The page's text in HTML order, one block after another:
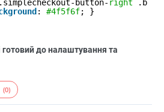
button- right
.b
: #4f5f6f; }
до налаштування та
(0)